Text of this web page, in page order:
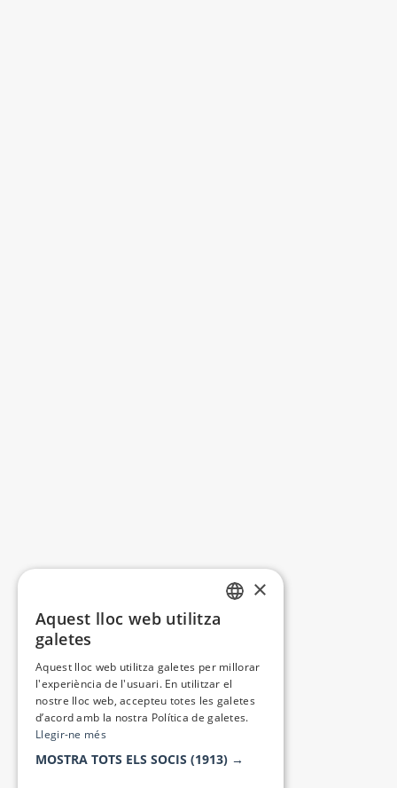
×
Aquest lloc web utilitza
galetes
Aquest lloc web utilitza galetes per millorar
l'experiència de l'usuari. En utilitzar el
nostre lloc web, accepteu totes les galetes
d’acord amb la nostra Política de galetes.
Llegir-ne més
MOSTRA TOTS ELS SOCIS (1913) →